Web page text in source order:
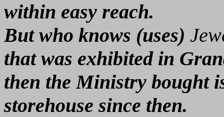
within easy reach.
But who knows (uses)
that was exhibited in
then the Ministry bought
storehouse since then.